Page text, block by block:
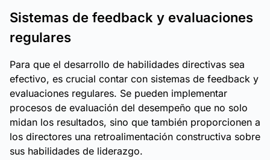
Sistemas de feedback y evaluaciones
regulares
Para que el desarrollo de habilidades directivas sea
efectivo, es crucial contar con sistemas de feedback y
evaluaciones regulares. Se pueden implementar
procesos de evaluación del desempeño que no solo
midan los resultados, sino que también proporcionen a
los directores una retroalimentación constructiva sobre
sus habilidades de liderazgo.